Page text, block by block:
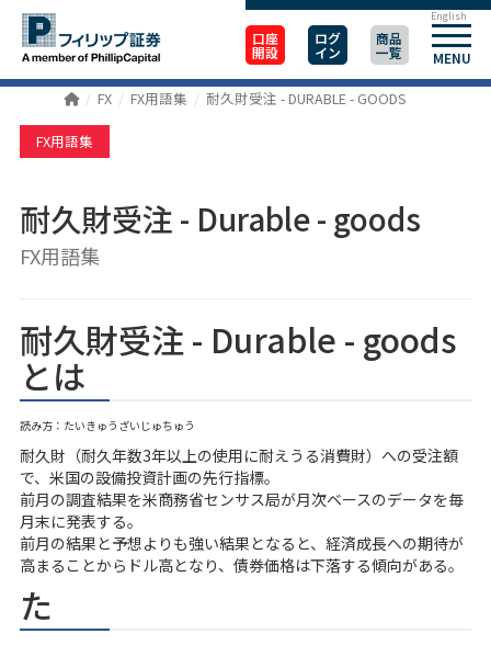
口座
開設
ログ
イン
商品
一覧 MENU
English
FX FX用語集 耐久財受注 - DURABLE - GOODS
FX用語集
耐久財受注 - Durable - goods
FX用語集
耐久財受注 - Durable - goods
とは
読み方：たいきゅうざいじゅちゅう
耐久財（耐久年数3年以上の使用に耐えうる消費財）への受注額
で、米国の設備投資計画の先行指標。
前月の調査結果を米商務省センサス局が月次ベースのデータを毎
月末に発表する。
前月の結果と予想よりも強い結果となると、経済成長への期待が
高まることからドル高となり、債券価格は下落する傾向がある。
た